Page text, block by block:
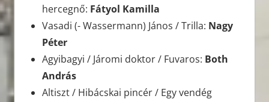
hercegnő: Fátyol Kamilla
Vasadi (- Wassermann) János / Trilla: Nagy
Péter
Agyibagyi / Járomi doktor / Fuvaros: Both
András
Altiszt / Hibácskai pincér / Egy vendég